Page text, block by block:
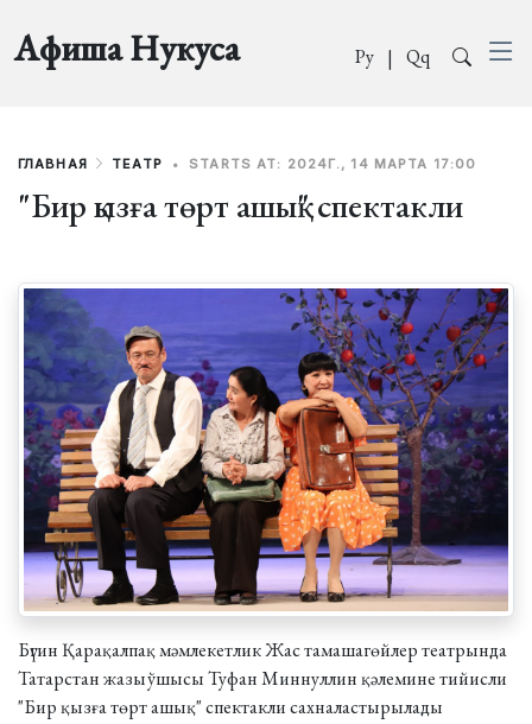
Афиша Нукуса Ру | Qq
ГЛАВНАЯ ТЕАТР • STARTS AT: 2024Г., 14 МАРТА 17:00
"Бир қызға төрт ашық" спектакли
Бүгин Қарақалпақ мәмлекетлик Жас тамашагөйлер театрында
Татарстан жазыўшысы Туфан Миннуллин қәлемине тийисли
"Бир қызға төрт ашық" спектакли сахналастырылады